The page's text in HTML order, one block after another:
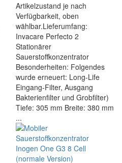
Artikelzustand je nach
Verfügbarkeit, oben
wählbar.Lieferumfang:
Invacare Perfecto 2
Stationärer
Sauerstoffkonzentrator
Besonderheiten: Folgendes
wurde erneuert: Long-Life
Eingang-Filter, Ausgang
Bakterienfilter und Grobfilter)
Tiefe: 305 mm Breite: 380 mm
...